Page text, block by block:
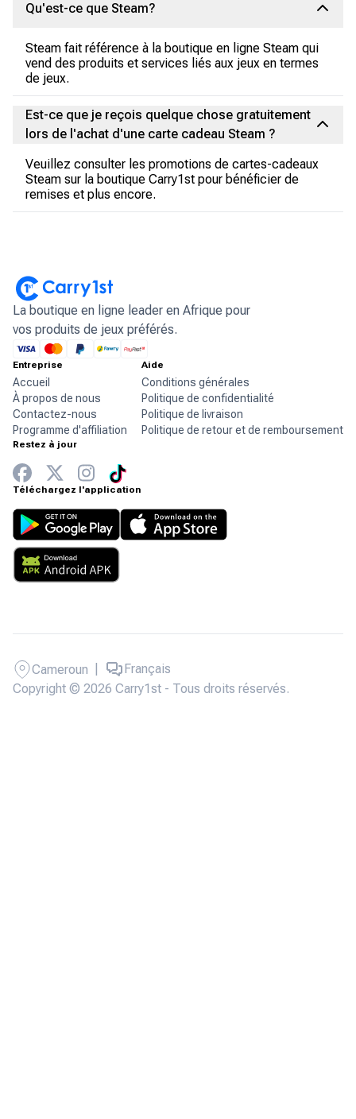
Qu'est-ce que Steam?
Steam fait référence à la boutique en ligne Steam qui
vend des produits et services liés aux jeux en termes
de jeux.
Est-ce que je reçois quelque chose gratuitement
lors de l'achat d'une carte cadeau Steam ?
Veuillez consulter les promotions de cartes-cadeaux
Steam sur la boutique Carry1st pour bénéficier de
remises et plus encore.
La boutique en ligne leader en Afrique pour
vos produits de jeux préférés.
Entreprise
Accueil
À propos de nous
Contactez-nous
Programme d'affiliation
Aide
Conditions générales
Politique de confidentialité
Politique de livraison
Politique de retour et de remboursement
Restez à jour
Téléchargez l'application
Copyright © 2026 Carry1st - Tous droits réservés.
Cameroun Français